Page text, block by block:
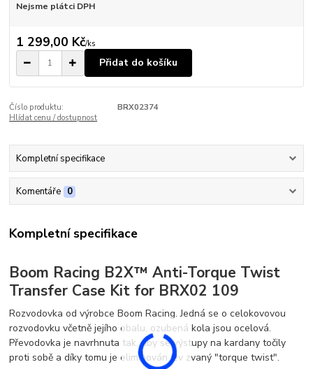
Nejsme plátci DPH
1 299,00 Kč/ks
Přidat do košíku
Číslo produktu:
BRX02374
Hlídat cenu / dostupnost
Kompletní specifikace
Komentáře 0
Kompletní specifikace
Boom Racing B2X™ Anti-Torque Twist
Transfer Case Kit for BRX02 109
Rozvodovka od výrobce Boom Racing. Jedná se o celokovovou
rozvodovku včetně jejího obalu, ozubená kola jsou ocelová.
Převodovka je navrhnuta tak, aby se výstupy na kardany točily
proti sobě a díky tomu je eliminován jev zvaný "torque twist".